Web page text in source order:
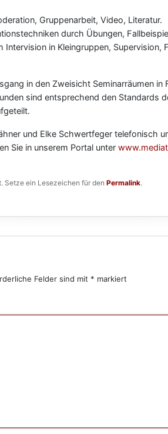
Gruppenarbeit, Video, Literatur.
durch Übungen,
in Kleingruppen, Supervision,
in den Zweisicht Seminarräumen
sind entsprechend den Standards
und Elke Schwertfeger telefonisch
Sie in unserem Portal unter
Setze ein Lesezeichen für den Permalink.
Felder sind mit * markiert